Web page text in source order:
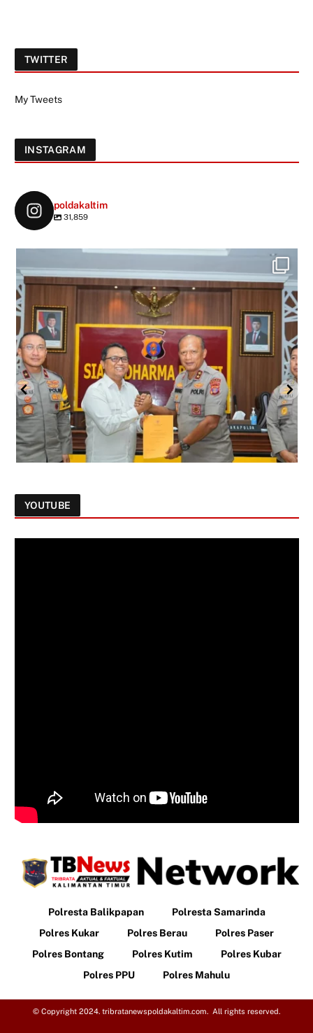
TWITTER
My Tweets
INSTAGRAM
poldakaltim
31,859
YOUTUBE
Polresta Balikpapan
Polresta Samarinda
Polres Kukar
Polres Berau
Polres Paser
Polres Bontang
Polres Kutim
Polres Kubar
Polres PPU
Polres Mahulu
© Copyright 2024. tribratanewspoldakaltim.com. All rights reserved.